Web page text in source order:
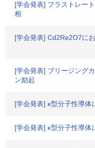
[学会発表] フラストレー
相
[学会発表] Cd2Re2O7に
[学会発表] ブリージング
ン励起
[学会発表] κ型分子性導体
[学会発表] κ型分子性導体